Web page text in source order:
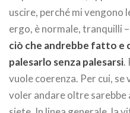
uscire, perché mi vengono
ergo, è normale, tranquilli
ciò che andrebbe fatto e
palesarlo senza palesarsi.
vuole coerenza. Per cui,
voler andare oltre sarebbe